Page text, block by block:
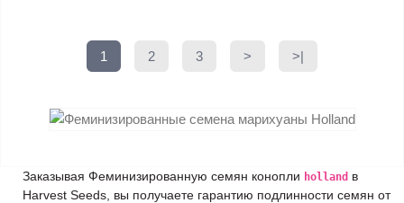
1 2 3 > >|
Заказывая Феминизированную семян конопли holland в
Harvest Seeds, вы получаете гарантию подлинности семян от